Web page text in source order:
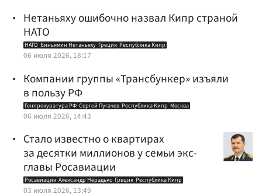
Нетаньяху ошибочно назвал Кипр страной
НАТО
НАТО Биньямин Нетаньяху Греция Республика Кипр
06 июля 2026, 18:17
Компании группы «Трансбункер» изъяли
в пользу РФ
Генпрокуратура РФ Сергей Пугачев Республика Кипр Москва
06 июля 2026, 14:43
Стало известно о квартирах
за десятки миллионов у семьи экс-
главы Росавиации
Росавиация Александр Нерадько Греция Республика Кипр
03 июля 2026, 13:49